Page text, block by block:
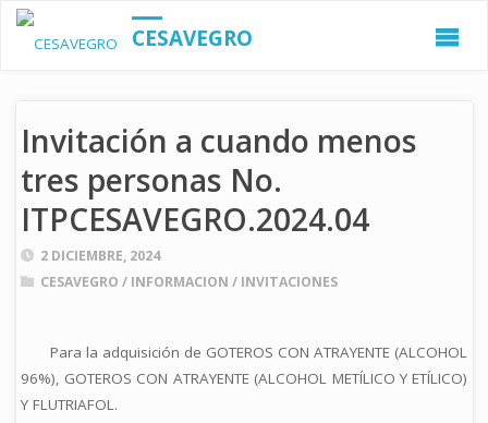
CESAVEGRO
Invitación a cuando menos
tres personas No.
ITPCESAVEGRO.2024.04
2 DICIEMBRE, 2024
CESAVEGRO / INFORMACION / INVITACIONES
Para la adquisición de GOTEROS CON ATRAYENTE (ALCOHOL
96%), GOTEROS CON ATRAYENTE (ALCOHOL METÍLICO Y ETÍLICO)
Y FLUTRIAFOL.